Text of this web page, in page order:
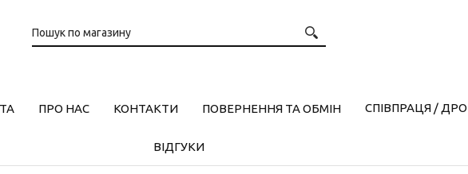
ПРО НАС КОНТАКТИ ПОВЕРНЕННЯ ТА ОБМІН СПІВПРАЦЯ /
ВІДГУКИ